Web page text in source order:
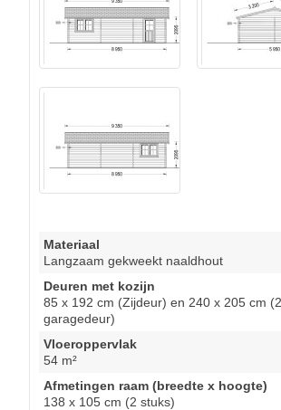
Materiaal
Langzaam gekweekt naaldhout
Deuren met kozijn
85 x 192 cm (Zijdeur) en 240 x 205 cm
garagedeur)
Vloeroppervlak
54 m²
Afmetingen raam (breedte x hoogte)
138 x 105 cm (2 stuks)